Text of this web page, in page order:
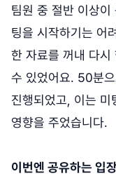
팀원 중 절반 이상이
팅을 시작하기는 어
한 자료를 꺼내 다시
수 있었어요. 50분
진행되었고, 이는 미
영향을 주었습니다.
이번엔 공유하는 입